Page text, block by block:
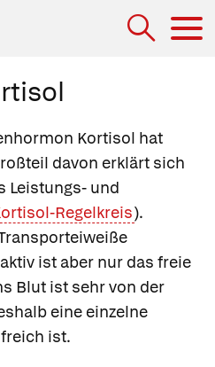
Kortisol hat
davon erklärt sich
Leistungs- und
Regelkreis).
ist aber nur das freie
Blut ist sehr von der
eine einzelne
ist.